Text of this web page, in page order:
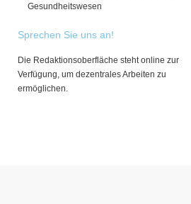
Gesundheitswesen
Sprechen Sie uns an!
Die Redaktionsoberfläche steht online zur
Verfügung, um dezentrales Arbeiten zu
ermöglichen.